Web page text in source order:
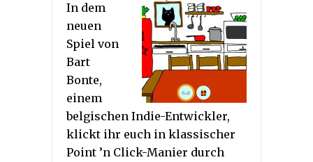
In dem
neuen
Spiel von
Bart
Bonte,
einem
belgischen Indie-Entwickler,
klickt ihr euch in klassischer
Point ’n Click-Manier durch